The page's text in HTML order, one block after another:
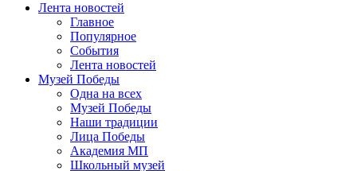
Лента новостей
Главное
Популярное
События
Лента новостей
Музей Победы
Одна на всех
Музей Победы
Наши традиции
Лица Победы
Академия МП
Школьный музей